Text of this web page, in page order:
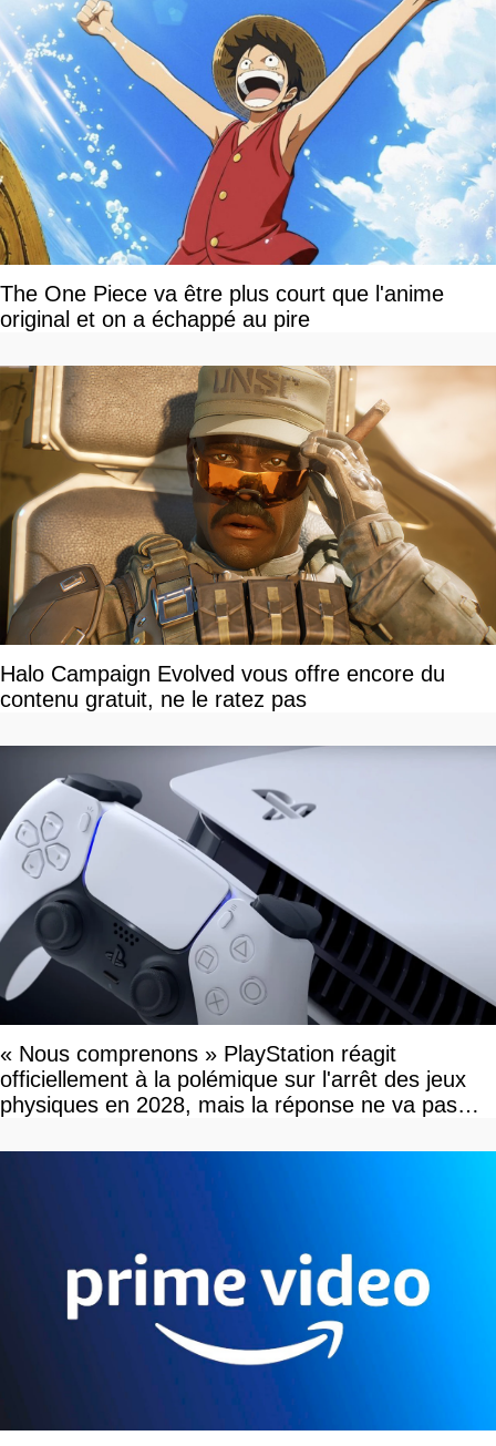
The One Piece va être plus court que l'anime
original et on a échappé au pire
Halo Campaign Evolved vous offre encore du
contenu gratuit, ne le ratez pas
« Nous comprenons » PlayStation réagit
officiellement à la polémique sur l'arrêt des jeux
physiques en 2028, mais la réponse ne va pas